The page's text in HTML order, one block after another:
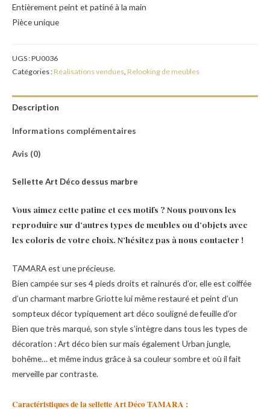
Entièrement peint et patiné à la main
Pièce unique
UGS :PU0036
Catégories : Réalisations vendues Relooking de meubles
Description
Informations complémentaires
Avis (0)
Sellette Art Déco dessus marbre
Vous aimez cette patine et ces motifs ? Nous pouvons les
reproduire sur d’autres types de meubles ou d’objets avec
les coloris de votre choix. N’hésitez pas à nous contacter !
TAMARA est une précieuse.
Bien campée sur ses 4 pieds droits et rainurés d’or, elle est coiffée
d’un charmant marbre Griotte lui même restauré et peint d’un
sompteux décor typiquement art déco souligné de feuille d’or
Bien que très marqué, son style s’intègre dans tous les types de
décoration : Art déco bien sur mais également Urban jungle,
bohême… et même indus grâce à sa couleur sombre et où il fait
merveille par contraste.
Caractéristiques de la sellette Art Déco TAMARA :